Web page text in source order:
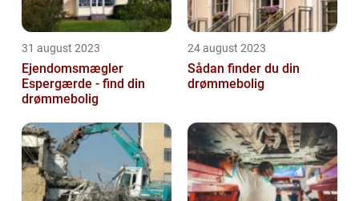
31 august 2023
Ejendomsmægler
Espergærde - find din
drømmebolig
24 august 2023
Sådan finder du din
drømmebolig